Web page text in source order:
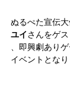
ぬるぺた宣伝
ユイさんをゲ
、即興劇あり
イベントとなり